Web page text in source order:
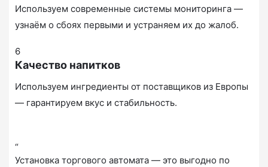
Используем современные системы мониторинга —
узнаём о сбоях первыми и устраняем их до жалоб.
6
Качество напитков
Используем ингредиенты от поставщиков из Европы
— гарантируем вкус и стабильность.
“
Установка торгового автомата — это выгодно по